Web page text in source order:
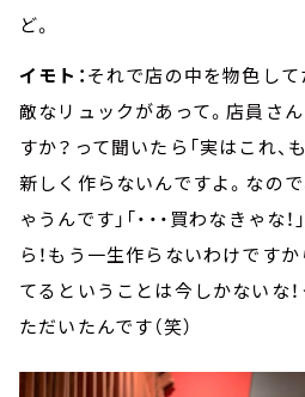
ど。
イモト：それで店の中を物色し
敵なリュックがあって。店員さ
すか？って聞いたら「実はこれ、
新しく作らないんですよ。なの
ゃうんです」「・・・買わなきゃな
ら！もう一生作らないわけです
てるということは今しかないな
ただいたんです（笑）